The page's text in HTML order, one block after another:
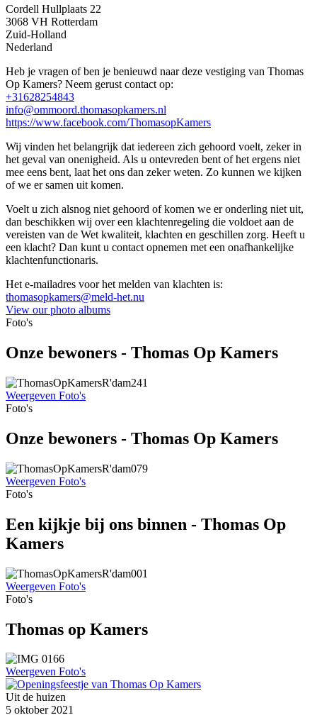
Cordell Hullplaats 22
3068 VH Rotterdam
Zuid-Holland
Nederland
Heb je vragen of ben je benieuwd naar deze vestiging van Thomas
Op Kamers? Neem gerust contact op:
+31628254843
info@ommoord.thomasopkamers.nl
https://www.facebook.com/ThomasopKamers
Wij vinden het belangrijk dat iedereen zich gehoord voelt, zeker in
het geval van onenigheid. Als u ontevreden bent of het ergens niet
mee eens bent, laat het ons dan zeker weten. Zo kunnen we kijken
of we er samen uit komen.
Voelt u zich alsnog niet gehoord of komen we er onderling niet uit,
dan beschikken wij over een klachtenregeling die voldoet aan de
vereisten van de Wet kwaliteit, klachten en geschillen zorg. Heeft u
een klacht? Dan kunt u contact opnemen met een onafhankelijke
klachtenfunctionaris.
Het e-mailadres voor het melden van klachten is:
thomasopkamers@meld-het.nu
View our photo albums
Foto's
Onze bewoners - Thomas Op Kamers
Weergeven Foto's
Foto's
Onze bewoners - Thomas Op Kamers
Weergeven Foto's
Foto's
Een kijkje bij ons binnen - Thomas Op
Kamers
Weergeven Foto's
Foto's
Thomas op Kamers
Weergeven Foto's
Uit de huizen
5 oktober 2021